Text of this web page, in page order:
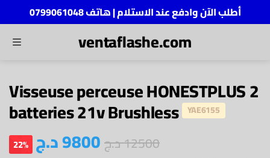
أطلب الآن وادفع عند الاستلام | هاتف 0799061048
MENU ventaflashe.com
Visseuse perceuse HONESTPLUS 2
batteries 21v Brushless YAE6155
9800د.ج 12500د.ج 22%